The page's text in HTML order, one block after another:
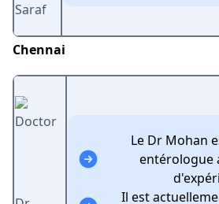
Saraf
Chennai
Le Dr Mohan
entérologue
Il est